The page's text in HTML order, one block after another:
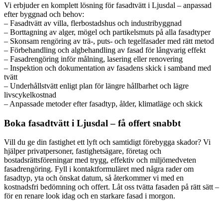
Vi erbjuder en komplett lösning för fasadtvätt i Ljusdal – anpassad
efter byggnad och behov:
– Fasadtvätt av villa, flerbostadshus och industribyggnad
– Borttagning av alger, mögel och partikelsmuts på alla fasadtyper
– Skonsam rengöring av trä-, puts- och tegelfasader med rätt metod
– Förbehandling och algbehandling av fasad för långvarig effekt
– Fasadrengöring inför målning, lasering eller renovering
– Inspektion och dokumentation av fasadens skick i samband med
tvätt
– Underhållstvätt enligt plan för längre hållbarhet och lägre
livscykelkostnad
– Anpassade metoder efter fasadtyp, ålder, klimatläge och skick
Boka fasadtvätt i Ljusdal – få offert snabbt
Vill du ge din fastighet ett lyft och samtidigt förebygga skador? Vi
hjälper privatpersoner, fastighetsägare, företag och
bostadsrättsföreningar med trygg, effektiv och miljömedveten
fasadrengöring. Fyll i kontaktformuläret med några rader om
fasadtyp, yta och önskat datum, så återkommer vi med en
kostnadsfri bedömning och offert. Låt oss tvätta fasaden på rätt sätt –
för en renare look idag och en starkare fasad i morgon.